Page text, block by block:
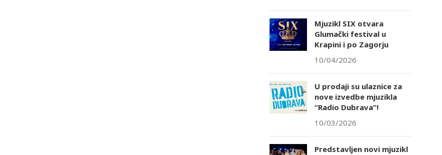
Mjuzikl SIX otvara
Glumački festival u
Krapini i po Zagorju
10/04/2026
U prodaji su ulaznice za
nove izvedbe mjuzikla
“Radio Dubrava”!
10/03/2026
Predstavljen novi mjuzikl